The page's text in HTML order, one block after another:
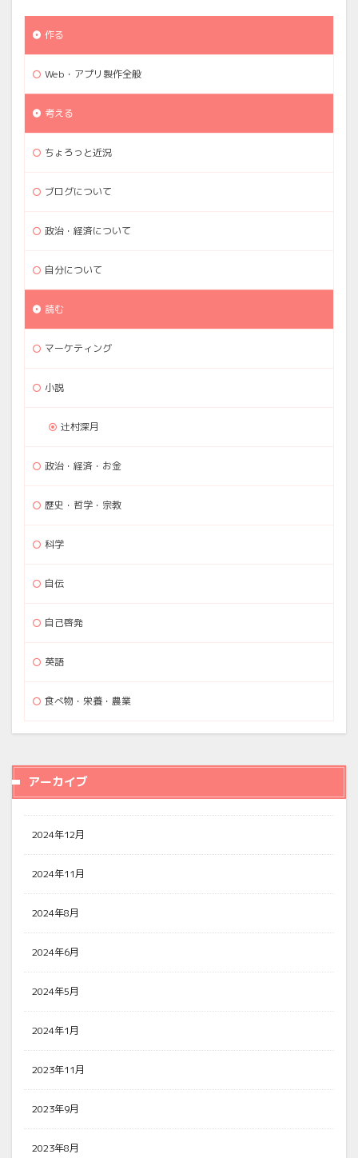
作る
Web・アプリ製作全般
考える
ちょろっと近況
ブログについて
政治・経済について
自分について
読む
マーケティング
小説
辻村深月
政治・経済・お金
歴史・哲学・宗教
科学
自伝
自己啓発
英語
食べ物・栄養・農業
アーカイブ
2024年12月
2024年11月
2024年8月
2024年6月
2024年5月
2024年1月
2023年11月
2023年9月
2023年8月